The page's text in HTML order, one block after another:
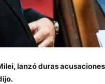
lanzó duras